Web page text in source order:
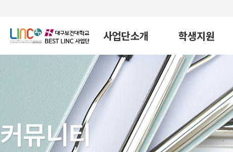
사업단소개 학생지원
커뮤니티